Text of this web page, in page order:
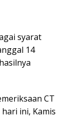
syarat
14
CT
ini, Kamis